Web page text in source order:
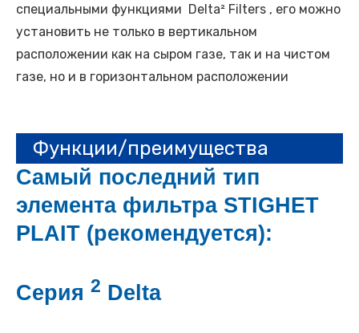
специальными функциями Delta² Filters , его можно
установить не только в вертикальном
расположении как на сыром газе, так и на чистом
газе, но и в горизонтальном расположении
Функции/преимущества
Самый последний тип
элемента фильтра STIGHET
PLAIT (рекомендуется):
Серия 2 Delta